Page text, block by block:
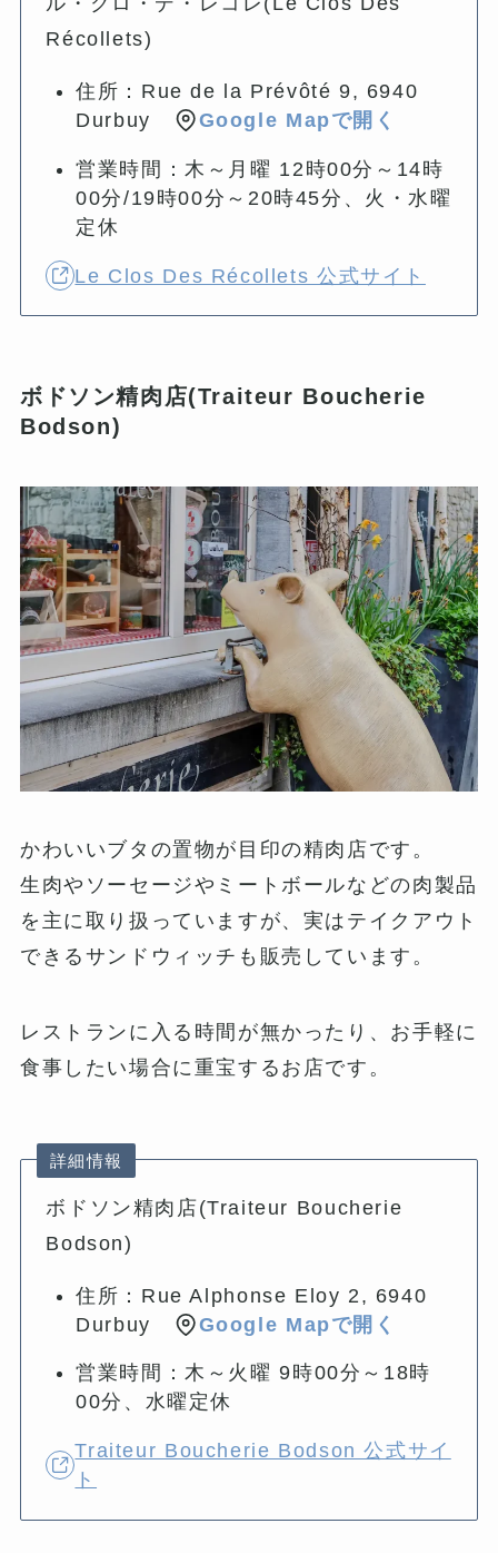
Récollets)
住所：Rue de la Prévôté 9, 6940
Durbuy
Google Mapで開く
営業時間：木～月曜 12時00分～14時
00分/19時00分～20時45分、火・水曜
定休
Le Clos Des Récollets 公式サイト
ボドソン精肉店(Traiteur Boucherie
Bodson)
かわいいブタの置物が目印の精肉店です。
生肉やソーセージやミートボールなどの肉製品
を主に取り扱っていますが、実はテイクアウト
できるサンドウィッチも販売しています。
レストランに入る時間が無かったり、お手軽に
食事したい場合に重宝するお店です。
詳細情報
ボドソン精肉店(Traiteur Boucherie
Bodson)
住所：Rue Alphonse Eloy 2, 6940
Durbuy
Google Mapで開く
営業時間：木～火曜 9時00分～18時
00分、水曜定休
Traiteur Boucherie Bodson 公式サイ
ト